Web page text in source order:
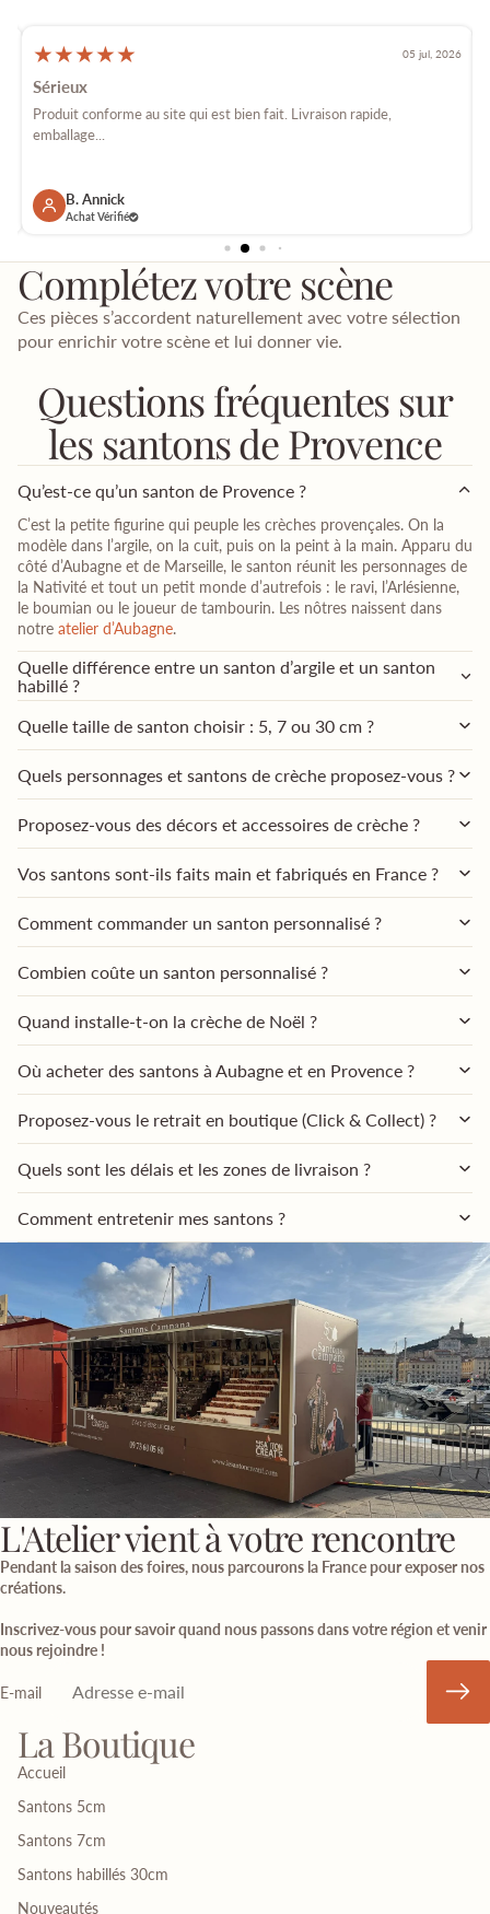
★★★★★ 05 jul, 2026
Sérieux
Produit conforme au site qui est bien fait. Livraison rapide,
emballage...
B. Annick
Achat Vérifié
Complétez votre scène
Ces pièces s’accordent naturellement avec votre sélection
pour enrichir votre scène et lui donner vie.
Questions fréquentes sur
les santons de Provence
Qu’est-ce qu’un santon de Provence ?
C’est la petite figurine qui peuple les crèches provençales. On la
modèle dans l’argile, on la cuit, puis on la peint à la main. Apparu du
côté d’Aubagne et de Marseille, le santon réunit les personnages de
la Nativité et tout un petit monde d’autrefois : le ravi, l’Arlésienne,
le boumian ou le joueur de tambourin. Les nôtres naissent dans
notre atelier d’Aubagne.
Quelle différence entre un santon d’argile et un santon
habillé ?
Quelle taille de santon choisir : 5, 7 ou 30 cm ?
Quels personnages et santons de crèche proposez-vous ?
Proposez-vous des décors et accessoires de crèche ?
Vos santons sont-ils faits main et fabriqués en France ?
Comment commander un santon personnalisé ?
Combien coûte un santon personnalisé ?
Quand installe-t-on la crèche de Noël ?
Où acheter des santons à Aubagne et en Provence ?
Proposez-vous le retrait en boutique (Click & Collect) ?
Quels sont les délais et les zones de livraison ?
Comment entretenir mes santons ?
L'Atelier vient à votre rencontre
Pendant la saison des foires, nous parcourons la France pour exposer nos
créations.
Inscrivez-vous pour savoir quand nous passons dans votre région et venir
nous rejoindre !
E-mail
La Boutique
Accueil
Santons 5cm
Santons 7cm
Santons habillés 30cm
Nouveautés